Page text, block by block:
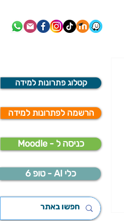
קטלוג פתרונות למידה
הרשמה לפתרונות למידה
Moodle - כניסה ל
כלי AI - טופ 6